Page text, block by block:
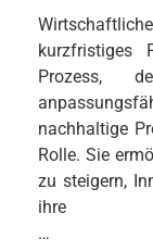
kurzfristiges
Prozess,
nachhaltige
Rolle. Sie
zu steigern,
ihre
…